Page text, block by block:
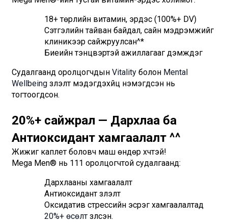
18+ төрлийн витамин, эрдэс (100%+ DV)
Сэтгэлийн тайван байдал, сайн мэдрэмжийг
клиникээр сайжруулсан^*
Биеийн тэнцвэртэй ажиллагааг дэмждэг
Судалгаанд оролцогчдын Vitality болон Mental
Wellbeing үзүүлэлт мэдэгдэхүйц нэмэгдсэн нь
тогтоогдсон.
20%+ сайжрал — Дархлаа ба
Антиоксидант хамгаалалт ^^
Жижиг каплет боловч маш өндөр хүчтэй!
Mega Men® нь 111 оролцогчтой судалгаанд:
Дархлааны хамгаалалт
Антиоксидант үзүүлэлт
Оксидатив стрессийн эсрэг хамгаалалтад
20%+ өсөлт үзүүлсэн.